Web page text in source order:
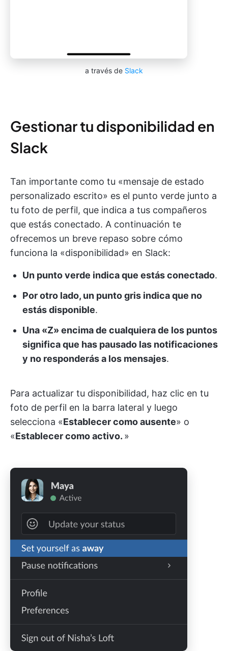
a través de Slack
Gestionar tu disponibilidad en
Slack
Tan importante como tu «mensaje de estado
personalizado escrito» es el punto verde junto a
tu foto de perfil, que indica a tus compañeros
que estás conectado. A continuación te
ofrecemos un breve repaso sobre cómo
funciona la «disponibilidad» en Slack:
Un punto verde indica que estás conectado.
Por otro lado, un punto gris indica que no
estás disponible.
Una «Z» encima de cualquiera de los puntos
significa que has pausado las notificaciones
y no responderás a los mensajes.
Para actualizar tu disponibilidad, haz clic en tu
foto de perfil en la barra lateral y luego
selecciona «Establecer como ausente» o
«Establecer como activo. »